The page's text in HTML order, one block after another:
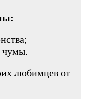
чумы.
любимцев от